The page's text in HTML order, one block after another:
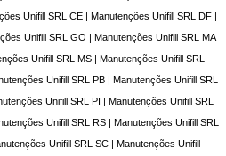
Unifill SRL CE | Manutenções Unifill SRL DF |
Unifill SRL GO | Manutenções Unifill SRL MA
Unifill SRL MS | Manutenções Unifill SRL
Unifill SRL PB | Manutenções Unifill SRL
Unifill SRL PI | Manutenções Unifill SRL
Unifill SRL RS | Manutenções Unifill SRL
Unifill SRL SC | Manutenções Unifill